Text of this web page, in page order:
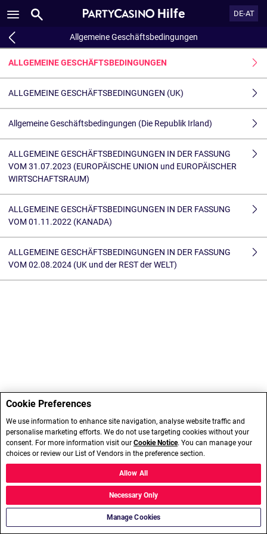
Hilfe DE-AT
Allgemeine Geschäftsbedingungen
ALLGEMEINE GESCHÄFTSBEDINGUNGEN
ALLGEMEINE GESCHÄFTSBEDINGUNGEN (UK)
Allgemeine Geschäftsbedingungen (Die Republik Irland)
ALLGEMEINE GESCHÄFTSBEDINGUNGEN IN DER FASSUNG
VOM 31.07.2023 (EUROPÄISCHE UNION und EUROPÄISCHER
WIRTSCHAFTSRAUM)
ALLGEMEINE GESCHÄFTSBEDINGUNGEN IN DER FASSUNG
VOM 01.11.2022 (KANADA)
ALLGEMEINE GESCHÄFTSBEDINGUNGEN IN DER FASSUNG
VOM 02.08.2024 (UK und der REST der WELT)
Cookie Preferences
We use information to enhance site navigation, analyse website traffic and
personalise marketing efforts. We do not use targeting cookies without your
consent. For more information visit our Cookie Notice. You can manage your
choices or review our List of Vendors in the preference section.
Manage Cookies
Necessary Only
Allow All